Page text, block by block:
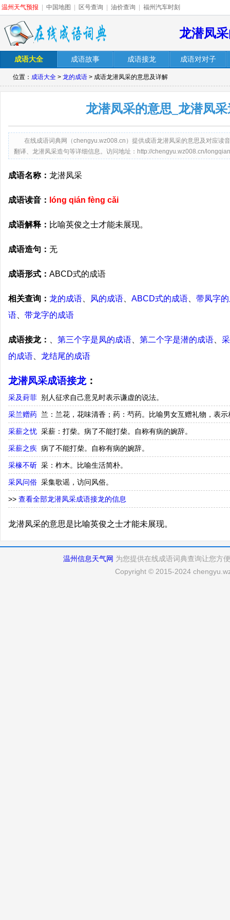
温州天气预报 中国地图 区号查询 油价查询 福州汽车时刻
龙潜凤
成语大全 成语故事 成语接龙 成语对对子
位置： 成语大全 > 龙的成语 > 成语龙潜凤采的意思及详解
龙潜凤采的意思_龙潜凤
在线成语词典网（chengyu.wz008.cn）提供成语龙潜凤采的意思及对应读
翻译、龙潜凤采造句等详细信息。访问地址：http://chengyu.wz008.cn/
成语名称： 龙潜凤采
成语读音： lóng qián fèng cǎi
成语解释： 比喻英俊之士才能未展现。
成语造句： 无
成语形式： ABCD式的成语
相关查询： 龙的成语 风的成语 ABCD式的成语
带凤字
语
带龙字的成语
成语接龙： 第三个字是凤的成语 第二个字是潜的成语
的成语
龙结尾的成语
龙潜凤采成语接龙：
采及葑菲 别人征求自己意见时表示谦虚的说法。
采兰赠药 兰：兰花，花味清香；药：芍药。比喻男女互赠礼物，表示
采薪之忧 采薪：打柴。病了不能打柴。自称有病的婉辞。
采薪之疾 病了不能打柴。自称有病的婉辞。
采椽不斫 采：柞木。比喻生活简朴。
采风问俗 采集歌谣，访问风俗。
>> 查看全部龙潜凤采成语接龙的信息
龙潜凤采的意思是比喻英俊之士才能未展现。
温州信息天气网 为您提供在线成语词典查询让您方
Copyright © 2015-2024